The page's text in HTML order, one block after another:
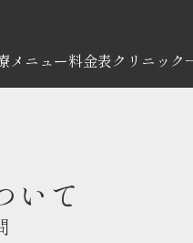
メニュー料金表クリニック
いて